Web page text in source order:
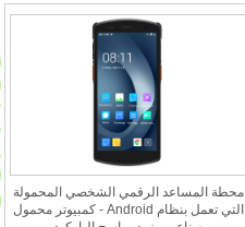
محطة المساعد الرقمي الشخصي المحمولة
التي تعمل بنظام Android - كمبيوتر محمول